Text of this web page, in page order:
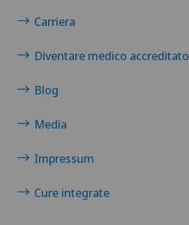
Ipotiroidismo
IVS-3
Kinesiologia
Carriera
Diventare medico accreditato
Blog
Media
Impressum
Cure integrate